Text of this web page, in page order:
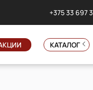
+375 33 697
КАТАЛОГ